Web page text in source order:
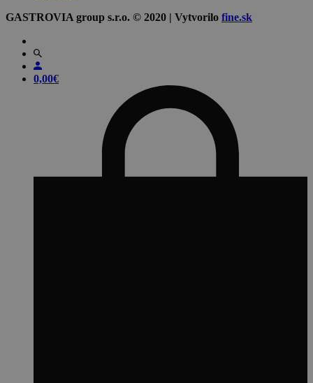
GASTROVIA group s.r.o. © 2020 | Vytvorilo fine.sk
0,00€